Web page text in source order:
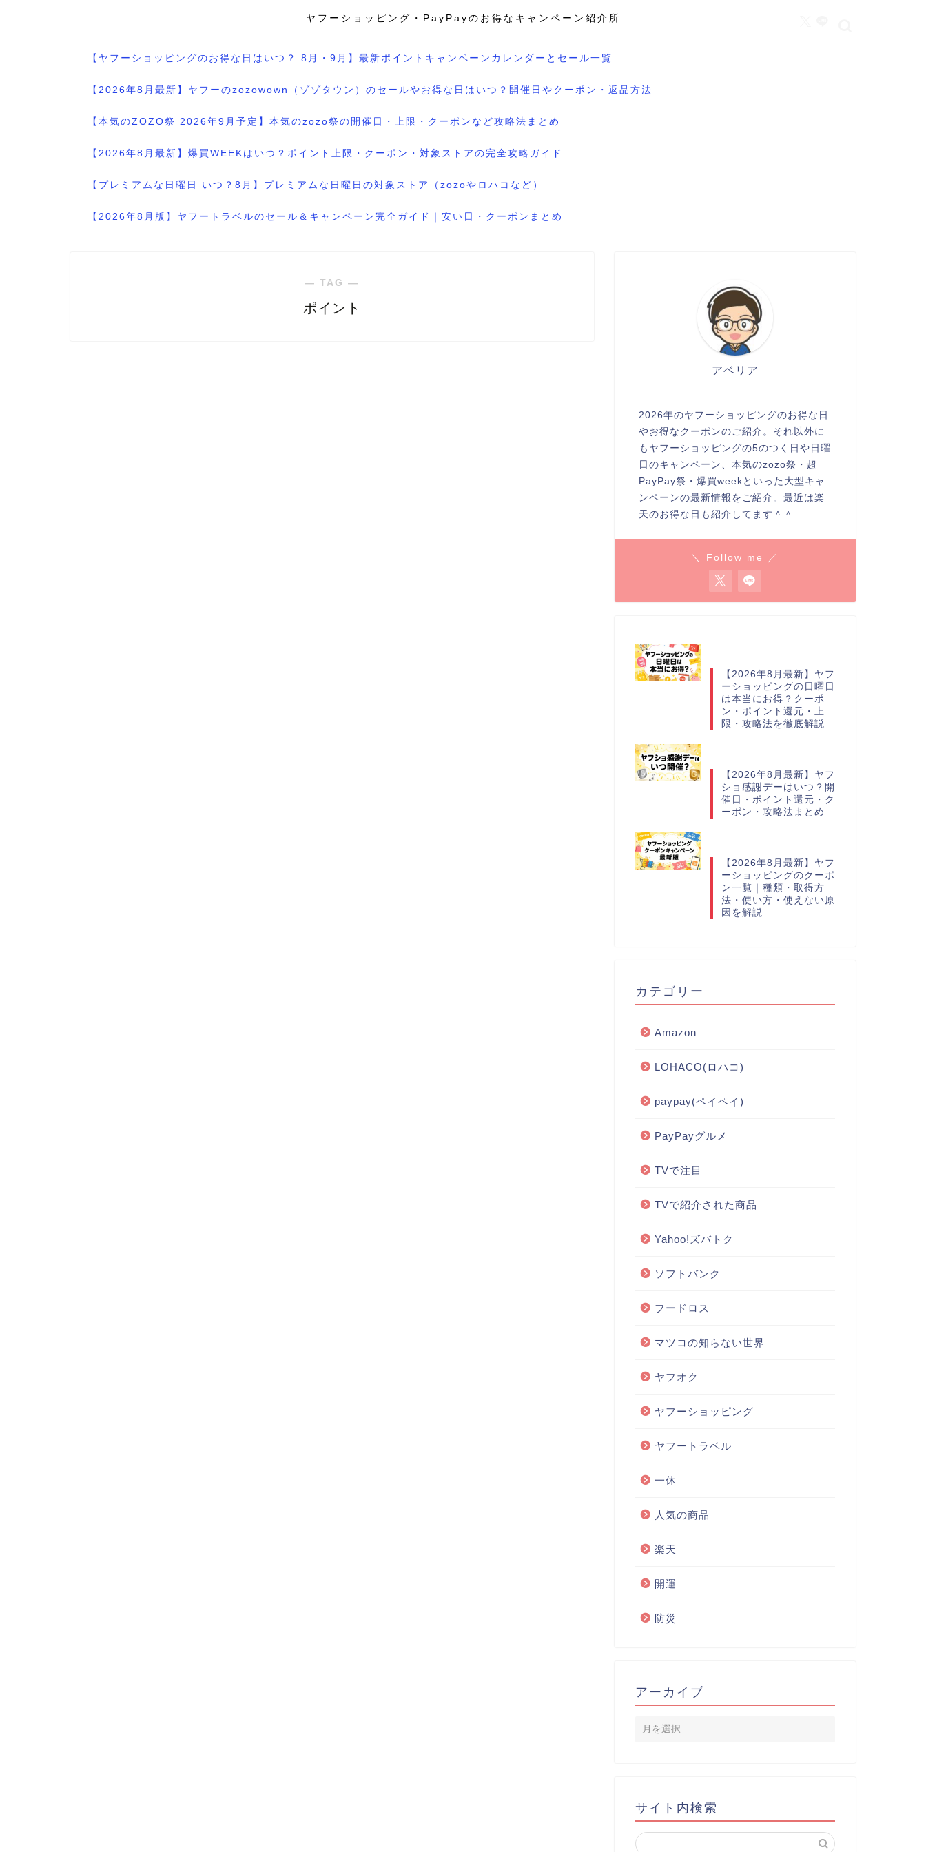
ヤフーショッピング・PayPayのお得なキャンペーン紹介所
【ヤフーショッピングのお得な日はいつ？ 8月・9月】最新ポイントキャンペーンカレンダーとセール一覧
【2026年8月最新】ヤフーのzozowown（ゾゾタウン）のセールやお得な日はいつ？開催日やクーポン・返品方法
【本気のZOZO祭 2026年9月予定】本気のzozo祭の開催日・上限・クーポンなど攻略法まとめ
【2026年8月最新】爆買WEEKはいつ？ポイント上限・クーポン・対象ストアの完全攻略ガイド
【プレミアムな日曜日 いつ？8月】プレミアムな日曜日の対象ストア（zozoやロハコなど）
【2026年8月版】ヤフートラベルのセール＆キャンペーン完全ガイド｜安い日・クーポンまとめ
― TAG ―
ポイント
アベリア
2026年のヤフーショッピングのお得な日
やお得なクーポンのご紹介。それ以外に
もヤフーショッピングの5のつく日や日曜
日のキャンペーン、本気のzozo祭・超
PayPay祭・爆買weekといった大型キャ
ンペーンの最新情報をご紹介。最近は楽
天のお得な日も紹介してます＾＾
＼ Follow me ／
【2026年8月最新】ヤフ
ーショッピングの日曜日
は本当にお得？クーポ
ン・ポイント還元・上
限・攻略法を徹底解説
【2026年8月最新】ヤフ
ショ感謝デーはいつ？開
催日・ポイント還元・ク
ーポン・攻略法まとめ
【2026年8月最新】ヤフ
ーショッピングのクーポ
ン一覧｜種類・取得方
法・使い方・使えない原
因を解説
カテゴリー
Amazon
LOHACO(ロハコ)
paypay(ペイペイ)
PayPayグルメ
TVで注目
TVで紹介された商品
Yahoo!ズバトク
ソフトバンク
フードロス
マツコの知らない世界
ヤフオク
ヤフーショッピング
ヤフートラベル
一休
人気の商品
楽天
開運
防災
アーカイブ
サイト内検索